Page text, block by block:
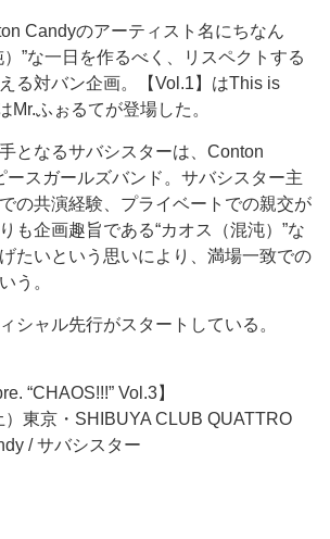
Candyのアーティスト名にちなん
”な一日を作るべく、リスペクトする
る対バン企画。【Vol.1】はThis is
Mr.ふぉるてが登場した。
となるサバシスターは、Conton
ースガールズバンド。サバシスター主
の共演経験、プライベートでの親交が
も企画趣旨である“カオス（混沌）”な
たいという思いにより、満場一致での
う。
シャル先行がスタートしている。
“CHAOS!!!” Vol.3】
東京・SHIBUYA CLUB QUATTRO
/ サバシスター